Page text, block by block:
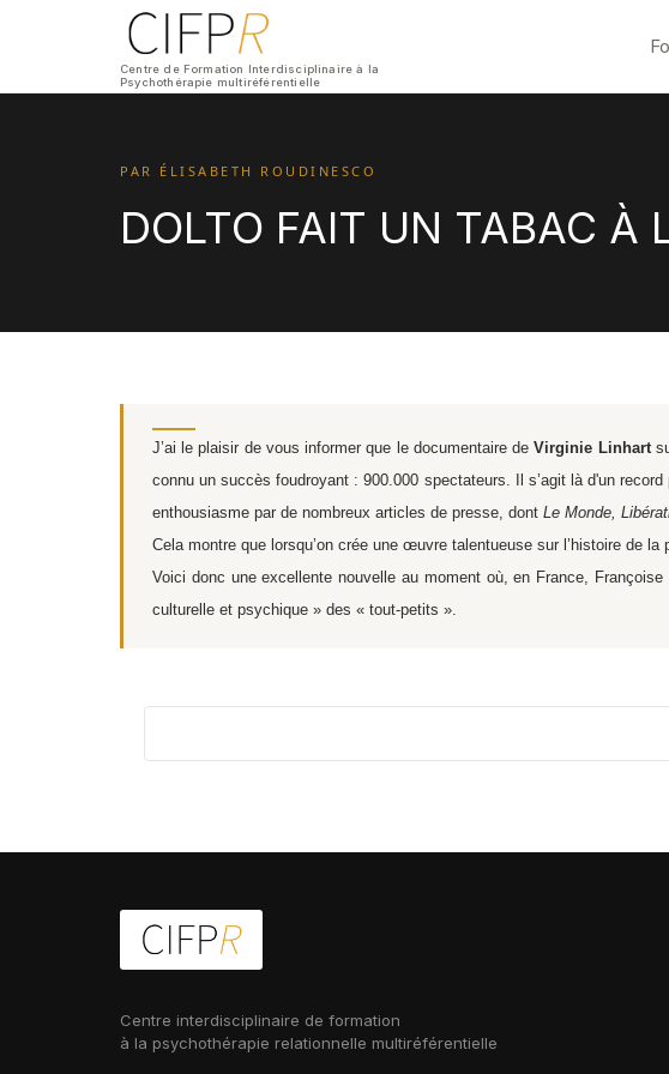
Centre de Formation Interdisciplinaire à la
Psychothérapie multiréférentielle
PAR ÉLISABETH ROUDINESCO
DOLTO FAIT UN TABAC À
J’ai le plaisir de vous informer que le documentaire deVirginie Linhart
connu un succès foudroyant : 900.000 spectateurs. Il s’agit là d'un
enthousiasme par de nombreux articles de presse, dont Le Monde,
Cela montre que lorsqu’on crée une œuvre talentueuse sur l’histoire de
Voici donc une excellente nouvelle au moment où, en France,
culturelle et psychique » des « tout-petits ».
Centre interdisciplinaire de formation
à la psychothérapie relationnelle multiréférentielle